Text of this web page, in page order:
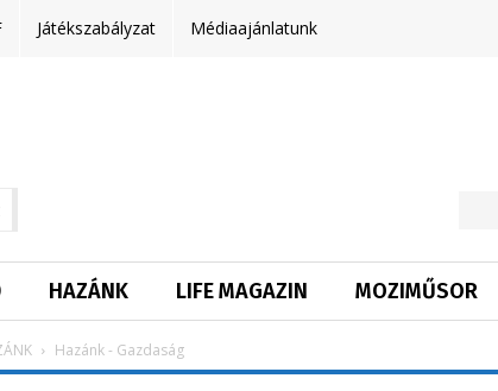
Játékszabályzat Médiaajánlatunk
HAZÁNK LIFE MAGAZIN MOZIMŰSOR
Hazánk - Gazdaság